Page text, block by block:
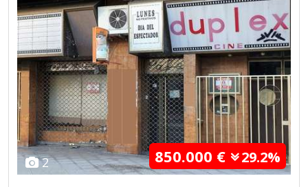
2 850.000 € 29.2%